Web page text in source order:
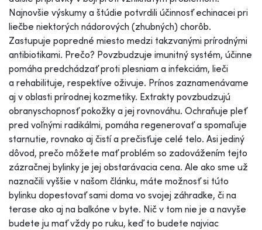
Najnovšie výskumy a štúdie potvrdili účinnosť echinacei pri
liečbe niektorých nádorových (zhubných) chorôb.
Zastupuje popredné miesto medzi takzvanými prírodnými
antibiotikami. Prečo? Povzbudzuje imunitný systém, účinne
pomáha predchádzať proti plesniam a infekciám, lieči
a rehabilituje, respektíve oživuje. Prínos zaznamenávame
aj v oblasti prírodnej kozmetiky. Extrakty povzbudzujú
obranyschopnosť pokožky a jej rovnováhu. Ochraňuje pleť
pred voľnými radikálmi, pomáha regenerovať a spomaľuje
starnutie, rovnako aj čistí a prečisťuje celé telo. Asi jediný
dôvod, prečo môžete mať problém so zadovážením tejto
zázračnej bylinky je jej obstarávacia cena. Ale ako sme už
naznačili vyššie v našom článku, máte možnosť si túto
bylinku dopestovať sami doma vo svojej záhradke, či na
terase ako aj na balkóne v byte. Nič v tom nie je a navyše
budete ju mať vždy po ruku, keď to budete najviac